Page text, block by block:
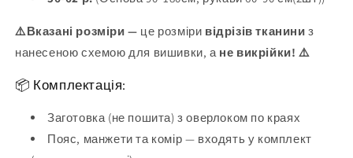
⚠️Вказані розміри — це розміри відрізів тканиниз
нанесеною схемою для вишивки, а не викрійки! ⚠️
📦 Комплектація:
Заготовка (не пошита) з оверлоком по краях
Пояс, манжети та комір — входять у комплект